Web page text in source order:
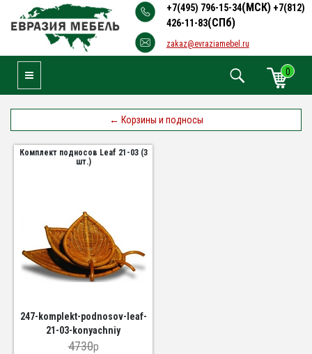
+7(495) 796-15-34(МСК) +7(812)
426-11-83(СПб)
zakaz@evraziamebel.ru
0
Toggle Navigation
← Корзины и подносы
Комплект подносов Leaf 21-03 (3
шт.)
247-komplekt-podnosov-leaf-
21-03-konyachniy
4730p